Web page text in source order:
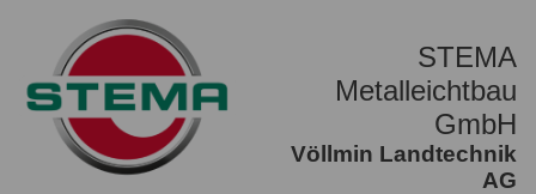
STEMA
Metalleichtbau
GmbH
Völlmin Landtechnik
AG